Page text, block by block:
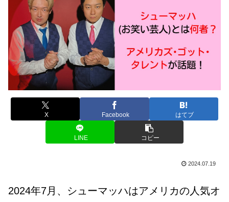
X Facebook はてブ
LINE コピー
2024.07.19
2024年7月、シューマッハはアメリカの人気オ